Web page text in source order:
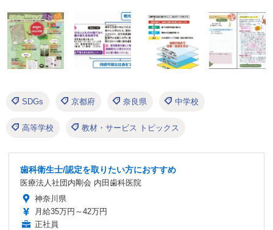
SDGs 京都府 奈良県 中学校
高等学校 教材・サービス トピックス
歯科衛生士/認定を取りたい方におすすめ
医療法人社団内剛会 内田歯科医院
神奈川県
月給35万円～42万円
正社員